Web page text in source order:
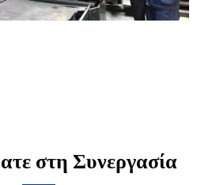
στη Συνεργασία